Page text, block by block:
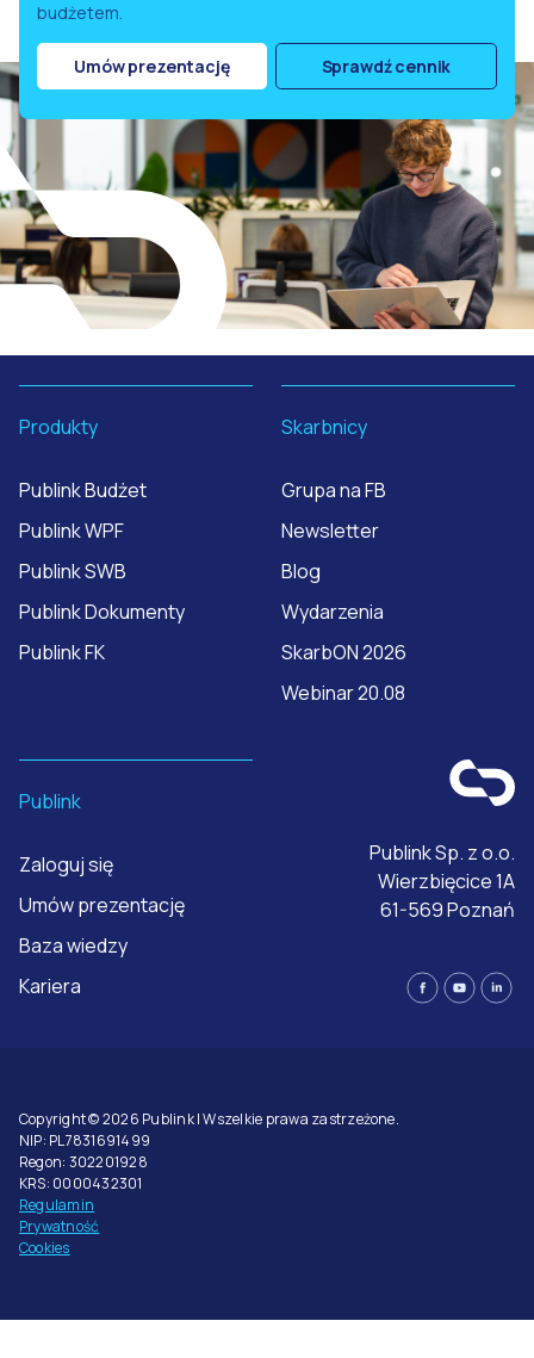
budżetem.
Umów prezentację Sprawdź cennik
Produkty
Publink Budżet
Publink WPF
Publink SWB
Publink Dokumenty
Publink FK
Skarbnicy
Grupa na FB
Newsletter
Blog
Wydarzenia
SkarbON 2026
Webinar 20.08
Publink
Zaloguj się
Umów prezentację
Baza wiedzy
Kariera
Publink Sp. z o.o.
Wierzbięcice 1A
61-569 Poznań
Copyright © 2026 Publink | Wszelkie prawa zastrzeżone.
NIP: PL7831691499
Regon: 302201928
KRS: 0000432301
Regulamin
Prywatność
Cookies